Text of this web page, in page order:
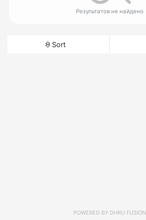
Результатов не найдено
Sort
POWERED BY DHRU FUSION